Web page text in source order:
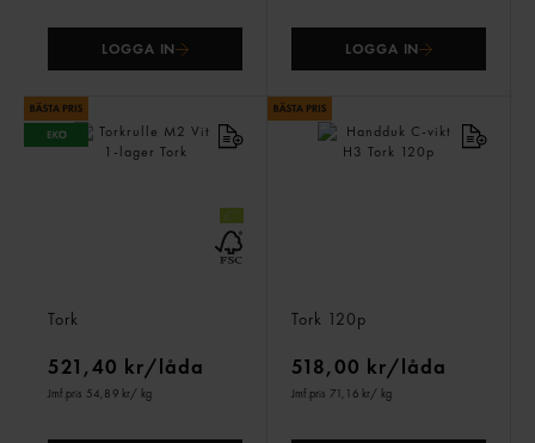
LOGGA IN LOGGA IN
Tork
521,40 kr/låda
Jmf.pris 54,89 kr/ kg
Tork 120p
518,00 kr/låda
Jmf.pris 71,16 kr/ kg